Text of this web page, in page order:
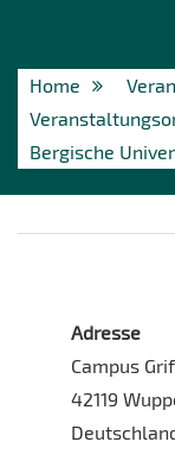
Home
Bergische
Adresse
Campus
42119